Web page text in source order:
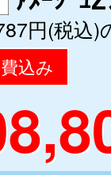
円(税込)
込み